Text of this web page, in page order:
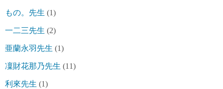
もの。先生 (1)
一二三先生 (2)
亜蘭永羽先生 (1)
凜財花那乃先生 (11)
利來先生 (1)